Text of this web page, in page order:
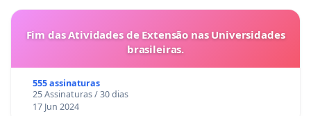
Fim das Atividades de Extensão nas Universidades
brasileiras.
555 assinaturas
25 Assinaturas / 30 dias
17 Jun 2024